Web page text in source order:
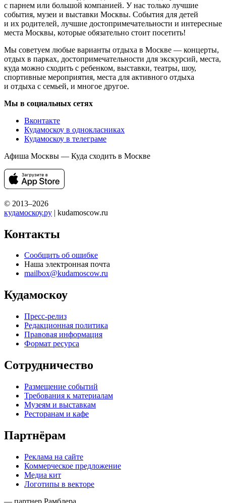
с парнем или большой компанией. У нас только лучшие
события, музеи и выставки Москвы. События для детей
и их родителей, лучшие достопримечательности и интересные
места Москвы, которые обязательно стоит посетить!
Мы советуем любые варианты отдыха в Москве — концерты,
отдых в парках, достопримечательности для экскурсий, места,
куда можно сходить с ребенком, выставки, театры, шоу,
спортивные мероприятия, места для активного отдыха
и отдыха с семьей, и многое другое.
Мы в социальных сетях
Вконтакте
Кудамоскоу в однокласниках
Кудамоскоу в телеграме
Афиша Москвы — Куда сходить в Москве
© 2013–2026
кудамоскоу.ру | kudamoscow.ru
Контакты
Сообщить об ошибке
Наша электронная почта
mailbox@kudamoscow.ru
Кудамоскоу
Пресс-релиз
Редакционная политика
Правовая информация
Формат ресурса
Сотрудничество
Размещение событий
Требования к материалам
Музеям и выставкам
Ресторанам и кафе
Партнёрам
Реклама на сайте
Коммерческое предложение
Медиа кит
Логотипы в векторе
— партнер Рамблера